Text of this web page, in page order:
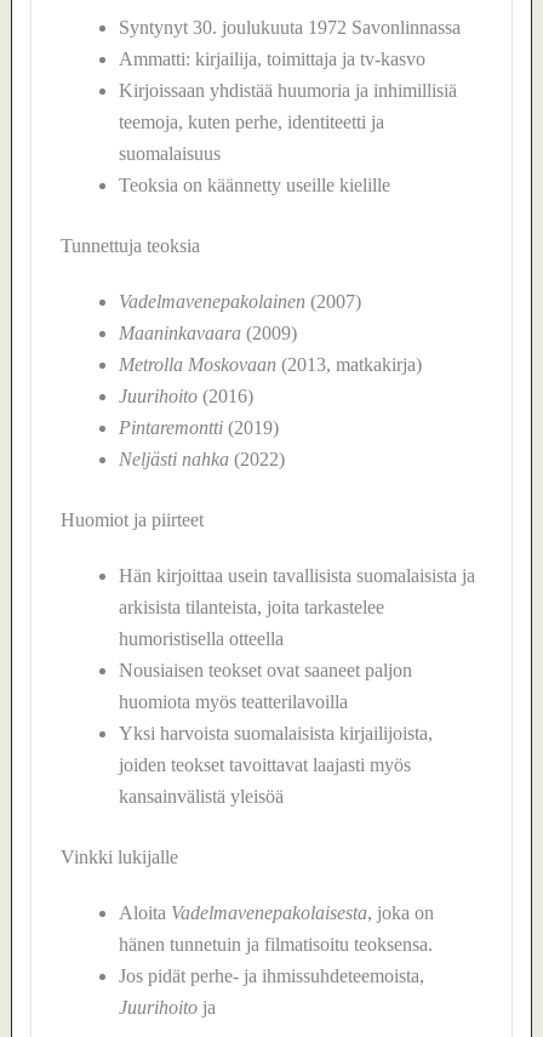
Syntynyt 30. joulukuuta 1972 Savonlinnassa
Ammatti: kirjailija, toimittaja ja tv-kasvo
Kirjoissaan yhdistää huumoria ja inhimillisiä
teemoja, kuten perhe, identiteetti ja
suomalaisuus
Teoksia on käännetty useille kielille
Tunnettuja teoksia
Vadelmavenepakolainen (2007)
Maaninkavaara(2009)
Metrolla Moskovaan (2013, matkakirja)
Juurihoito(2016)
Pintaremontti(2019)
Neljästi nahka(2022)
Huomiot ja piirteet
Hän kirjoittaa usein tavallisista suomalaisista ja
arkisista tilanteista, joita tarkastelee
humoristisella otteella
Nousiaisen teokset ovat saaneet paljon
huomiota myös teatterilavoilla
Yksi harvoista suomalaisista kirjailijoista,
joiden teokset tavoittavat laajasti myös
kansainvälistä yleisöä
Vinkki lukijalle
Aloita Vadelmavenepakolaisesta, joka on
hänen tunnetuin ja filmatisoitu teoksensa.
Jos pidät perhe- ja ihmissuhdeteemoista,
Juurihoitoja